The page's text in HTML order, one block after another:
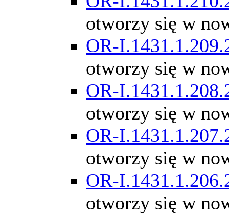
otworzy się w
OR-
otworzy się w
OR-
otworzy się w
OR-
otworzy się w
OR-
otworzy się w